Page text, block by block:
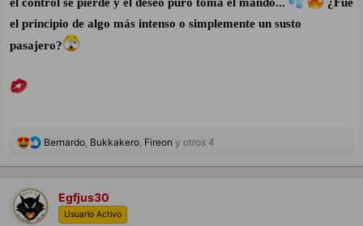
el principio de algo más intenso o simplemente un susto
pasajero?
R
a
c
c
i
o
Bernardo Bukkakero Fireon y otros 4
Egfjus30
Usuario Activo